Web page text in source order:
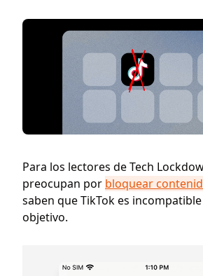
Para los lectores de Tech
preocupan por bloquear
saben que TikTok es
objetivo.